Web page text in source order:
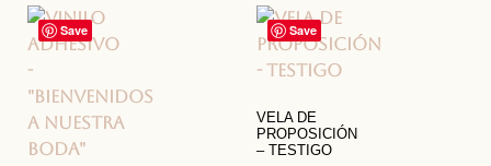
Save Save
VELA DE
PROPOSICIÓN
– TESTIGO